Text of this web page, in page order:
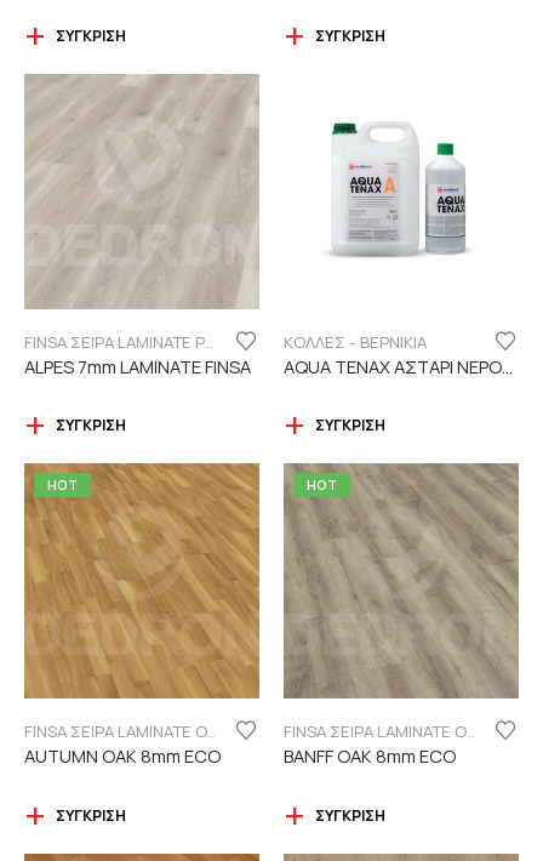
ΣΎΓΚΡΙΣΗ ΣΎΓΚΡΙΣΗ
FINSA ΣΕΙΡΑ LAMINATE PUREFLOOR 7MM
ALPES 7mm LAMINATE FINSA
ΣΎΓΚΡΙΣΗ
ΚΟΛΛΕΣ - ΒΕΡΝΙΚΙΑ
AQUA TENAX ΑΣΤΑΡΙ ΝΕΡΟΥ 2 ΣΥΣΤΑΤΙΚΩΝ
ΣΎΓΚΡΙΣΗ
HOT
FINSA ΣΕΙΡΑ LAMINATE ORIGINAL "ECO LABEL"
AUTUMN OAK 8mm ECO
ΣΎΓΚΡΙΣΗ
HOT
FINSA ΣΕΙΡΑ LAMINATE ORIGINAL "ECO LABEL"
BANFF OAK 8mm ECO
ΣΎΓΚΡΙΣΗ